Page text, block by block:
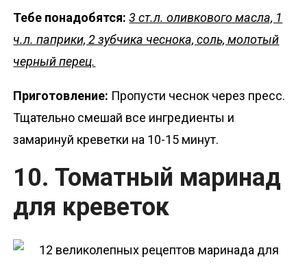
Тебе понадобятся:3 ст.л. оливкового масла, 1
ч.л. паприки, 2 зубчика чеснока, соль, молотый
черный перец.
Приготовление: Пропусти чеснок через пресс.
Тщательно смешай все ингредиенты и
замаринуй креветки на 10-15 минут.
10. Томатный маринад
для креветок